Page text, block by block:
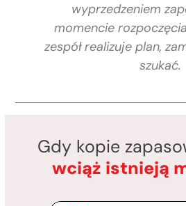
wyprzedzeniem
momencie
zespół realizuje plan,
szukać.
Gdy kopie
wciąż istnieją